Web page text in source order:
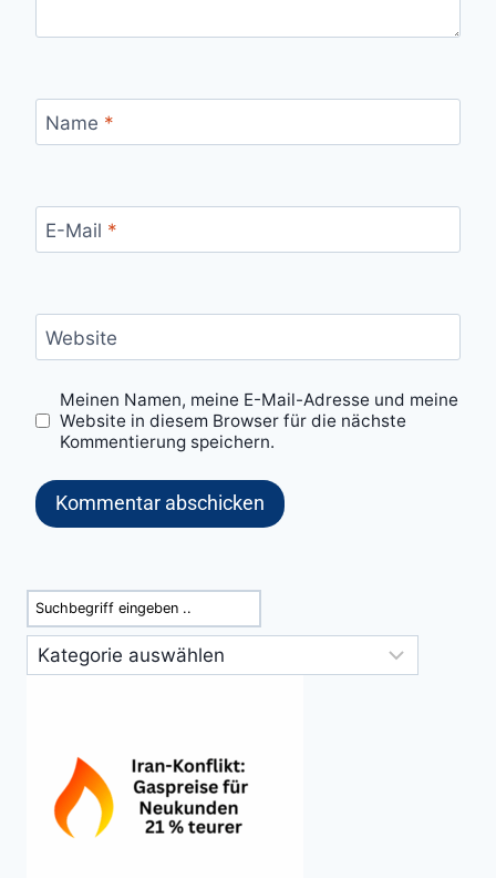
Name *
E-Mail *
Website
Meinen Namen, meine E-Mail-Adresse und meine
Website in diesem Browser für die nächste
Kommentierung speichern.
Suchen
Kategorien